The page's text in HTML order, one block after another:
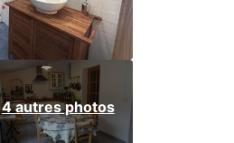
4 autres photos